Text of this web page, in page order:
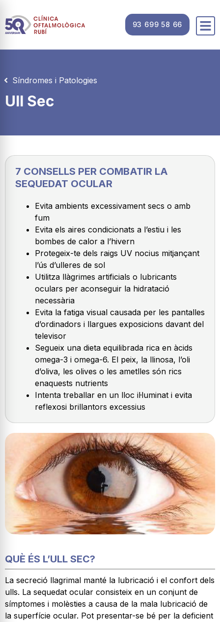
93 699 58 66
Síndromes i Patologies
Ull Sec
7 CONSELLS PER COMBATIR LA
SEQUEDAT OCULAR
Evita ambients excessivament secs o amb
fum
Evita els aires condicionats a l’estiu i les
bombes de calor a l’hivern
Protegeix-te dels raigs UV nocius mitjançant
l’ús d’ulleres de sol
Utilitza llàgrimes artificials o lubricants
oculars per aconseguir la hidratació
necessària
Evita la fatiga visual causada per les pantalles
d’ordinadors i llargues exposicions davant del
televisor
Segueix una dieta equilibrada rica en àcids
omega-3 i omega-6. El peix, la llinosa, l’oli
d’oliva, les olives o les ametlles són rics
enaquests nutrients
Intenta treballar en un lloc il·luminat i evita
reflexosi brillantors excessius
QUÈ ÉS L’ULL SEC?
La secreció llagrimal manté la lubricació i el confort dels
ulls. La sequedat ocular consisteix en un conjunt de
símptomes i molèsties a causa de la mala lubricació de
la superfície ocular. Pot presentar-se bé per la deficient